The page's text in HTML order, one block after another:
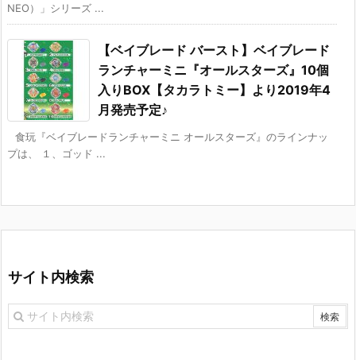
NEO）」シリーズ ...
【ベイブレード バースト】ベイブレード
ランチャーミニ『オールスターズ』10個
入りBOX【タカラトミー】より2019年4
月発売予定♪
食玩『ベイブレードランチャーミニ オールスターズ』のラインナッ
プは、 １、ゴッド ...
サイト内検索